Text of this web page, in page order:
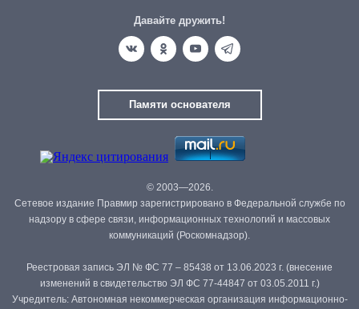
Давайте дружить!
Памяти основателя
© 2003—2026.
Сетевое издание Правмир зарегистрировано в Федеральной службе по
надзору в сфере связи, информационных технологий и массовых
коммуникаций (Роскомнадзор).
Реестровая запись ЭЛ № ФС 77 – 85438 от 13.06.2023 г. (внесение
изменений в свидетельство ЭЛ ФС 77-44847 от 03.05.2011 г.)
Учредитель: Автономная некоммерческая организация информационно-